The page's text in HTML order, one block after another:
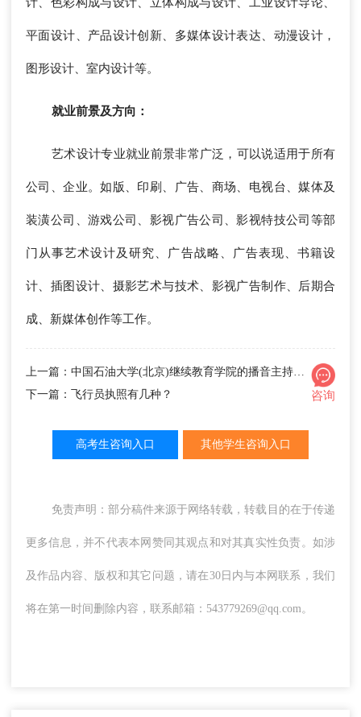
计、色彩构成与设计、立体构成与设计、工业设计导论、
平面设计、产品设计创新、多媒体设计表达、动漫设计，
图形设计、室内设计等。
就业前景及方向：
艺术设计专业就业前景非常广泛，可以说适用于所有
公司、企业。如版、印刷、广告、商场、电视台、媒体及
装潢公司、游戏公司、影视广告公司、影视特技公司等部
门从事艺术设计及研究、广告战略、广告表现、书籍设
计、插图设计、摄影艺术与技术、影视广告制作、后期合
成、新媒体创作等工作。
上一篇：中国石油大学(北京)继续教育学院的播音主持与表演艺术专业介绍
下一篇：飞行员执照有几种？
咨询
高考生咨询入口 其他学生咨询入口
免责声明：部分稿件来源于网络转载，转载目的在于传递
更多信息，并不代表本网赞同其观点和对其真实性负责。如涉
及作品内容、版权和其它问题，请在30日内与本网联系，我们
将在第一时间删除内容，联系邮箱：543779269@qq.com。